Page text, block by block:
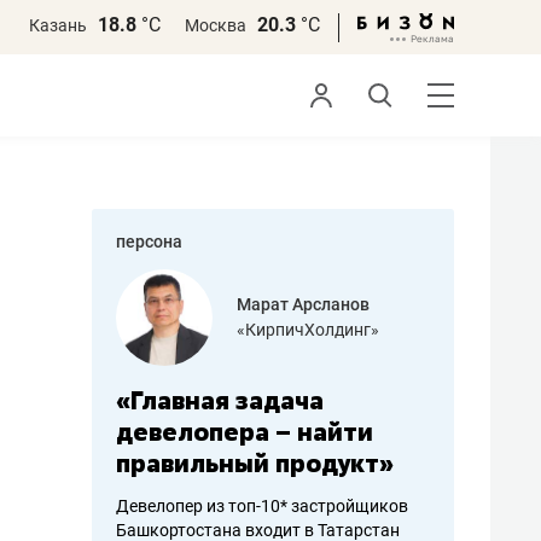
Казань 18.8 °С Москва 20.3 °С
персона
Марат Арсланов
«КирпичХолдинг»
«Главная задача
девелопера – найти
правильный продукт»
Девелопер из топ-10* застройщиков
Башкортостана входит в Татарстан